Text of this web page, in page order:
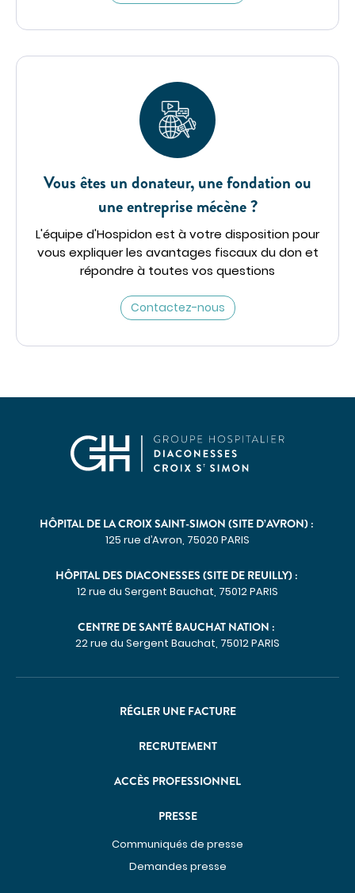
Vous êtes un donateur, une fondation ou
une entreprise mécène ?
L'équipe d'Hospidon est à votre disposition pour
vous expliquer les avantages fiscaux du don et
répondre à toutes vos questions
Contactez-nous
HÔPITAL DE LA CROIX SAINT-SIMON (SITE D’AVRON) :
125 rue d’Avron, 75020 PARIS
HÔPITAL DES DIACONESSES (SITE DE REUILLY) :
12 rue du Sergent Bauchat, 75012 PARIS
CENTRE DE SANTÉ BAUCHAT NATION :
22 rue du Sergent Bauchat, 75012 PARIS
RÉGLER UNE FACTURE
RECRUTEMENT
ACCÈS PROFESSIONNEL
PRESSE
Communiqués de presse
Demandes presse